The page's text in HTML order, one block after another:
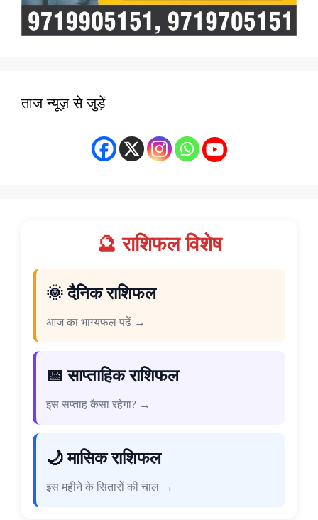
ताज न्यूज़ से जुड़ें
🔮 राशिफल विशेष
🌞 दैनिक राशिफल
आज का भाग्यफल पढ़ें →
📅 साप्ताहिक राशिफल
इस सप्ताह कैसा रहेगा? →
🌙 मासिक राशिफल
इस महीने के सितारों की चाल →